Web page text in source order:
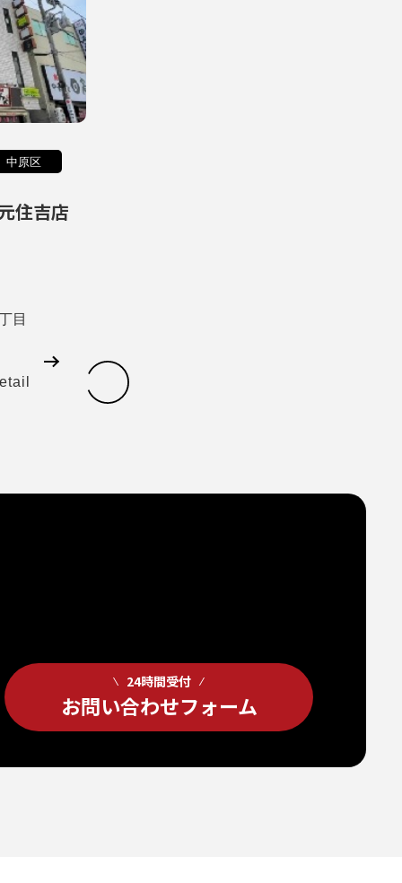
中原区
住吉店
目
24時間受付
お問い合わせフォーム